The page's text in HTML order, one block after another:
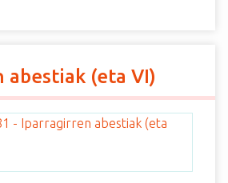
abestiak (eta VI)